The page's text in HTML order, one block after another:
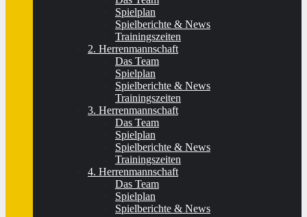
Spielplan
Spielberichte & News
Trainingszeiten
2. Herrenmannschaft
Das Team
Spielplan
Spielberichte & News
Trainingszeiten
3. Herrenmannschaft
Das Team
Spielplan
Spielberichte & News
Trainingszeiten
4. Herrenmannschaft
Das Team
Spielplan
Spielberichte & News